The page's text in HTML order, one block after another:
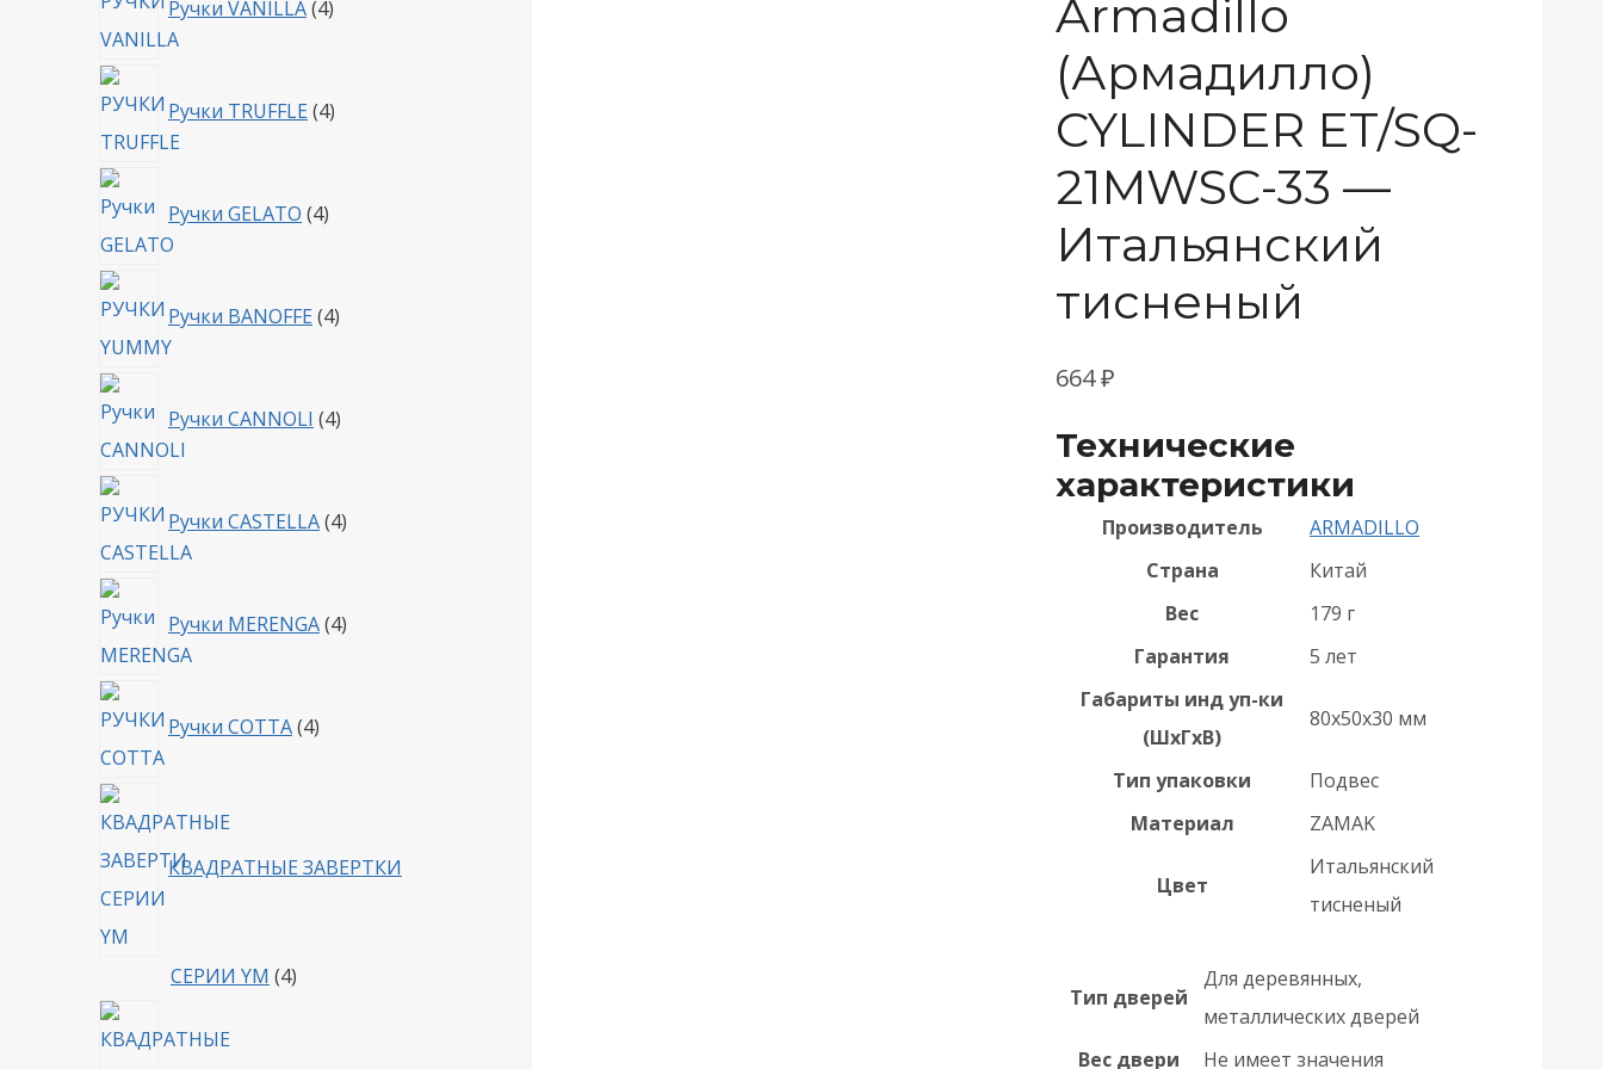
Armadillo
(Армадилло)
CYLINDER ET/SQ-
21MWSC-33 —
Итальянский
тисненый
664₽
Технические
характеристики
Производитель
ARMADILLO
Страна
Китай
Вес
179 г
Гарантия
5 лет
Габариты инд уп-ки
(ШхГхВ)
80x50x30 мм
Тип упаковки
Подвес
Материал
ZAMAK
Цвет
Итальянский
тисненый
Тип дверей
Для деревянных,
металлических дверей
Вес двери
Не имеет значения
Ручки VANILLA 4товара
Ручки TRUFFLE 4товара
Ручки GELATO 4товара
Ручки BANOFFE 4товара
Ручки CANNOLI 4товара
Ручки CASTELLA 4товара
Ручки MERENGA 4товара
Ручки COTTA 4товара
КВАДРАТНЫЕ ЗАВЕРТКИ
СЕРИИ YM 44